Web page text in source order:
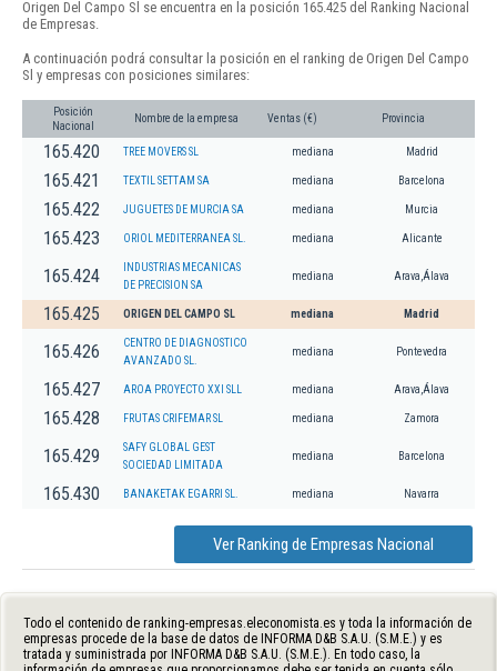
Origen Del Campo Sl se encuentra en la posición 165.425 del Ranking Nacional
de Empresas.
A continuación podrá consultar la posición en el ranking de Origen Del Campo
Sl y empresas con posiciones similares:
Posición
Nacional
Nombre de la empresa Ventas (€) Provincia
165.420 TREE MOVERS SL mediana Madrid
165.421 TEXTIL SETTAM SA mediana Barcelona
165.422 JUGUETES DE MURCIA SA mediana Murcia
165.423 ORIOL MEDITERRANEA SL. mediana Alicante
165.424
INDUSTRIAS MECANICAS
DE PRECISION SA
mediana Arava,Álava
165.425 ORIGEN DEL CAMPO SL mediana Madrid
165.426
CENTRO DE DIAGNOSTICO
AVANZADO SL.
mediana Pontevedra
165.427 AROA PROYECTO XXI SLL mediana Arava,Álava
165.428 FRUTAS CRIFEMAR SL mediana Zamora
165.429
SAFY GLOBAL GEST
SOCIEDAD LIMITADA
mediana Barcelona
165.430 BANAKETAK EGARRI SL. mediana Navarra
Ver Ranking de Empresas Nacional
Todo el contenido de ranking-empresas.eleconomista.es y toda la información de
empresas procede de la base de datos de INFORMA D&B S.A.U. (S.M.E.) y es
tratada y suministrada por INFORMA D&B S.A.U. (S.M.E.). En todo caso, la